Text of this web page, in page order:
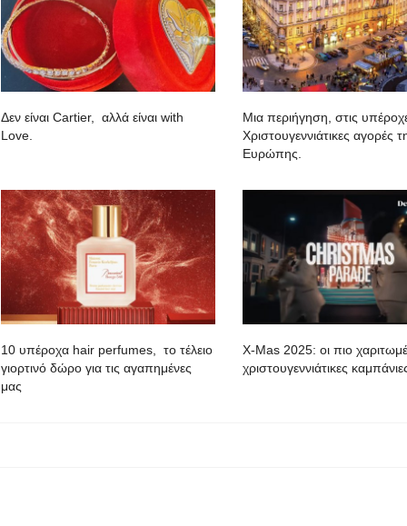
Δεν είναι Cartier, αλλά είναι with
Love.
Mια περιήγηση, στις
Χριστουγεννιάτικες αγορές
Ευρώπης.
10 υπέροχα hair perfumes, το τέλειο
γιορτινό δώρο για τις αγαπημένες
μας
X-Mas 2025: oι πιο
χριστουγεννιάτικες